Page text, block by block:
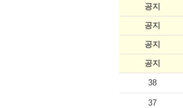
공지
공지
공지
공지
38
37